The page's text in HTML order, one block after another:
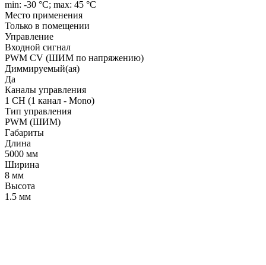
min: -30 °C; max: 45 °C
Место применения
Только в помещении
Управление
Входной сигнал
PWM СV (ШИМ по напряжению)
Диммируемый(ая)
Да
Каналы управления
1 CH (1 канал - Mono)
Тип управления
PWM (ШИМ)
Габариты
Длина
5000 мм
Ширина
8 мм
Высота
1.5 мм